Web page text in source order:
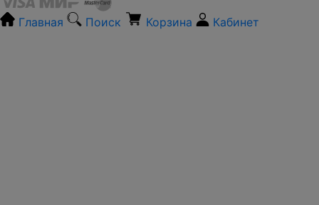
Главная Поиск Корзина Кабинет